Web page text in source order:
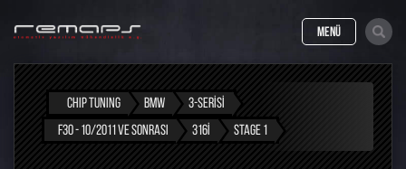
MENÜ
CHIP TUNING BMW
3-SERISI
F30 - 10/2011 VE SONRASI
316I STAGE 1